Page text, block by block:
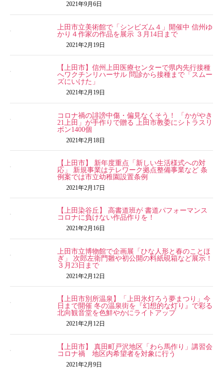
2021年9月6日
上田市立美術館で「シンビズム４」開催中 信州ゆ
かり４作家の作品を展示 ３月14日まで
2021年2月19日
【上田市】信州上田医療センターで県内先行接種
へワクチンリハーサル 問診から接種まで「スムー
ズにいけた」
2021年2月19日
コロナ禍の誹謗中傷・偏見なくそう！ 「かがやき
21上田」が手作りで贈る 上田市教委にシトラスリ
ボン1400個
2021年2月18日
【上田市】 新年度重点「新しい生活様式への対
応」 新規事業はテレワーク拠点整備事業など 条
例案では市立幼稚園設置条例
2021年2月17日
【上田染谷丘】 高書道班が 書道パフォーマンス
コロナに負けない作品作りを！
2021年2月16日
上田市立博物館で企画展「ひな人形と春のことほ
ぎ」 次郎左衛門雛や初公開の料紙硯箱など展示！
３月23日まで
2021年2月12日
【上田市別所温泉】「上田氷灯ろう夢まつり」今
日まで開催 冬の温泉街を『幻想的な灯り』で彩る
北向観音堂を色鮮やかにライトアップ
2021年2月12日
【上田市】 真田町戸沢地区「わら馬作り」講習会
コロナ禍 地区内希望者を対象に行う
2021年2月9日